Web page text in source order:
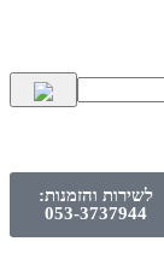
לשירות והזמנות:
053-3737944